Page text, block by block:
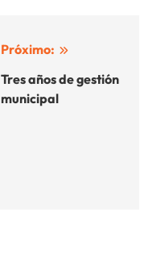
Próximo:
Tres años de gestión
municipal